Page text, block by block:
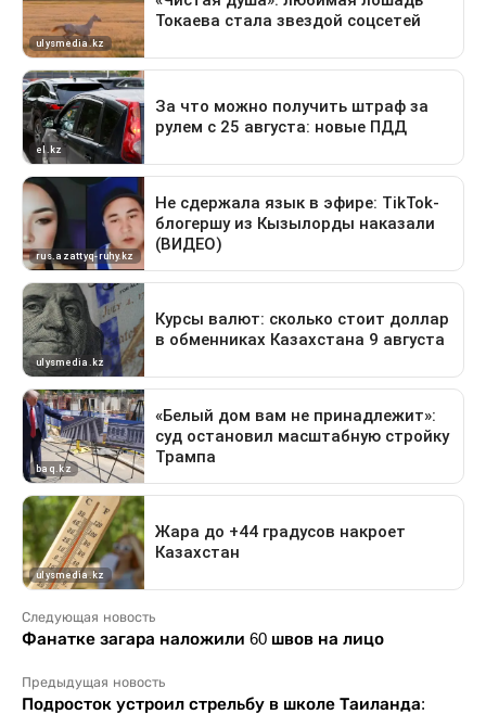
Следующая новость
Фанатке загара наложили 60 швов на лицо
Предыдущая новость
Подросток устроил стрельбу в школе Таиланда: